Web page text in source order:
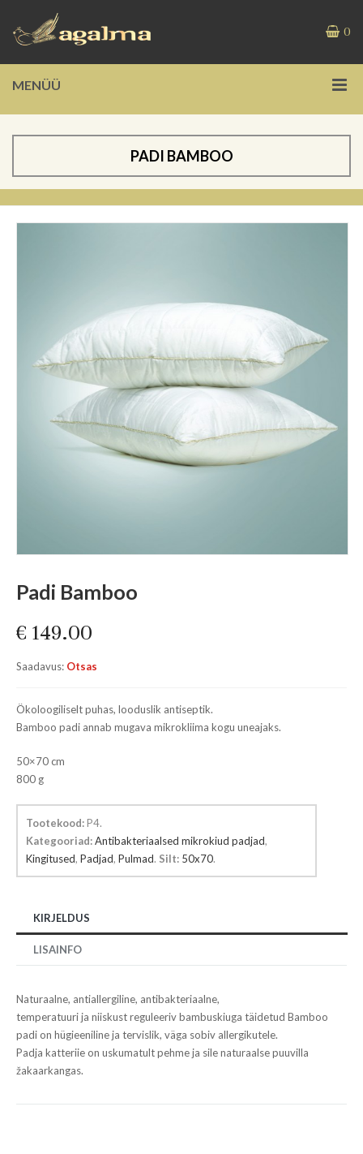
0
MENÜÜ
PADI BAMBOO
Padi Bamboo
€ 149.00
Saadavus: Otsas
Ökoloogiliselt puhas, looduslik antiseptik.
Bamboo padi annab mugava mikrokliima kogu uneajaks.
50×70 cm
800 g
Tootekood: P4.
Kategooriad:Antibakteriaalsed mikrokiud padjad,
Kingitused, Padjad, Pulmad. Silt: 50x70.
KIRJELDUS
LISAINFO
Naturaalne, antiallergiline, antibakteriaalne,
temperatuuri ja niiskust reguleeriv bambuskiuga täidetud Bamboo
padi on hügieeniline ja tervislik, väga sobiv allergikutele.
Padja katteriie on uskumatult pehme ja sile naturaalse puuvilla
žakaarkangas.